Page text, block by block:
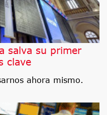
salva su primer
clave
ahora mismo.